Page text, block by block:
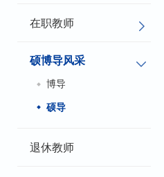
在职教师
硕博导风采
博导
硕导
退休教师